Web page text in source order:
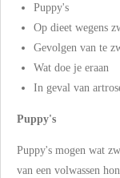
Puppy's
Op dieet wegens
Gevolgen van te
Wat doe je eraan
In geval van
Puppy's
Puppy's mogen wat
van een volwassen